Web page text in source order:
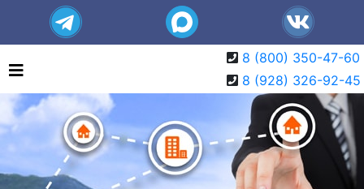
8 (800) 350-47-60
8 (928) 326-92-45